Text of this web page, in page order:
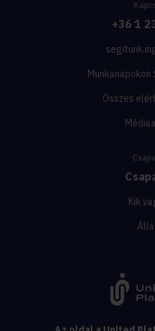
+36 1
Munkanapokon
Összes
Kik